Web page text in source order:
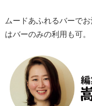
ムードあふれるバーで
はバーのみの利用も可。